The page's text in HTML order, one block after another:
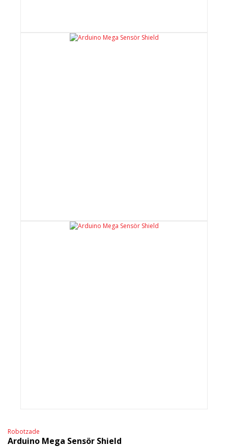
Robotzade
Arduino Mega Sensör Shield